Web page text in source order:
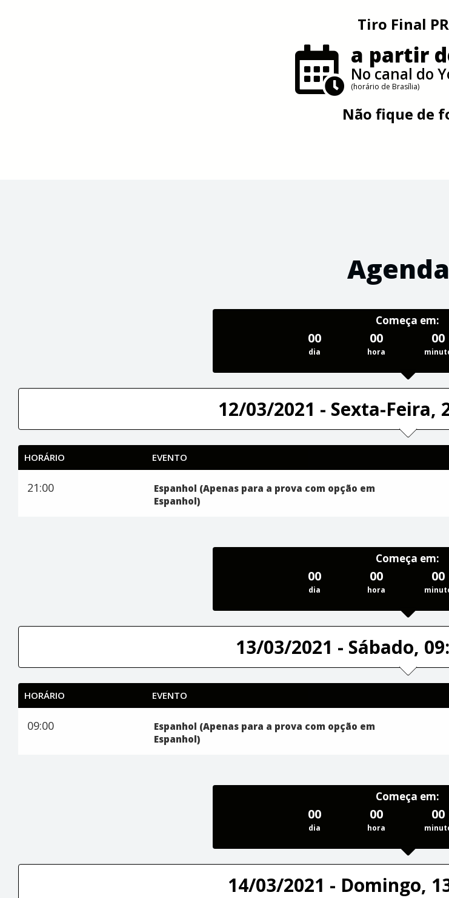
Tiro Final
a partir
No canal do
(horário de Brasília)
Não fique de
Agenda
Começa em:
00
dia
00
hora
00
12/03/2021 - Sexta-Feira,
HORÁRIO EVENTO
21:00
Espanhol (Apenas para a prova com opção em
Espanhol)
Começa em:
00
dia
00
hora
00
13/03/2021 - Sábado,
HORÁRIO EVENTO
09:00
Espanhol (Apenas para a prova com opção em
Espanhol)
Começa em:
00
dia
00
hora
00
14/03/2021 - Domingo,